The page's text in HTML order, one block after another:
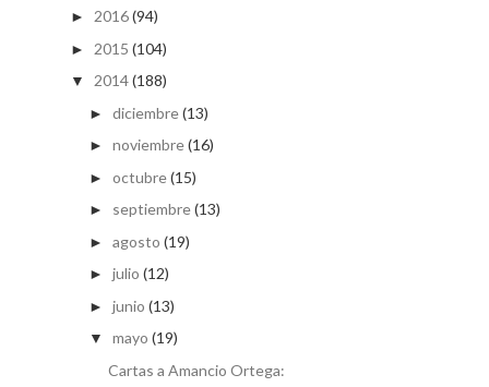
► 2016(94)
► 2015 (104)
▼ 2014(188)
► diciembre(13)
► noviembre(16)
► octubre(15)
► septiembre(13)
► agosto (19)
► julio (12)
► junio (13)
▼ mayo (19)
Cartas a Amancio Ortega: